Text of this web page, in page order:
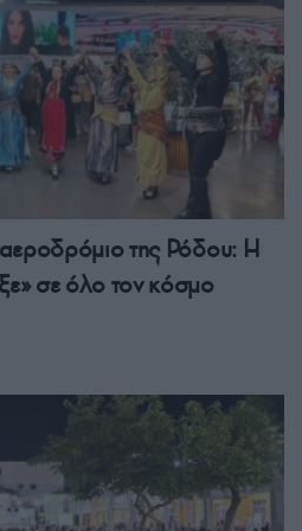
αεροδρόμιο της Ρόδου: Η
σε όλο τον κόσμο